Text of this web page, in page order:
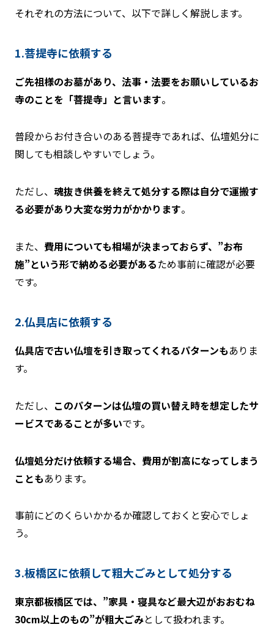
それぞれの方法について、以下で詳しく解説します。
1.菩提寺に依頼する
ご先祖様のお墓があり、法事・法要をお願いしているお
寺のことを「菩提寺」と言います。
普段からお付き合いのある菩提寺であれば、仏壇処分に
関しても相談しやすいでしょう。
ただし、 魂抜き供養を終えて処分する際は自分で運搬す
る必要があり大変な労力がかかります。
また、 費用についても相場が決まっておらず、”お布
施”という形で納める必要があるため事前に確認が必要
です。
2.仏具店に依頼する
仏具店で古い仏壇を引き取ってくれるパターンもありま
す。
ただし、 このパターンは仏壇の買い替え時を想定したサ
ービスであることが多いです。
仏壇処分だけ依頼する場合、費用が割高になってしまう
こともあります。
事前にどのくらいかかるか確認しておくと安心でしょ
う。
3.板橋区に依頼して粗大ごみとして処分する
東京都板橋区では、”家具・寝具など最大辺がおおむね
30cm以上のもの”が粗大ごみとして扱われます。